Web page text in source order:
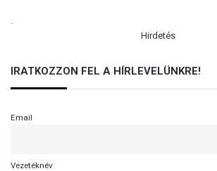
.
Hirdetés
IRATKOZZON FEL A HÍRLEVELÜNKRE!
Email
Vezetéknév